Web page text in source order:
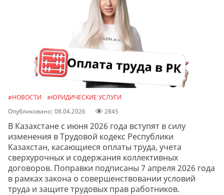
#НОВОСТИ
#ЮРИДИЧЕСКИЕ УСЛУГИ
Опубликовано: 08.04.2026
2845
В Казахстане с июня 2026 года вступят в силу
изменения в Трудовой кодекс Республики
Казахстан, касающиеся оплаты труда, учета
сверхурочных и содержания коллективных
договоров. Поправки подписаны 7 апреля 2026 года
в рамках закона о совершенствовании условий
труда и защите трудовых прав работников.